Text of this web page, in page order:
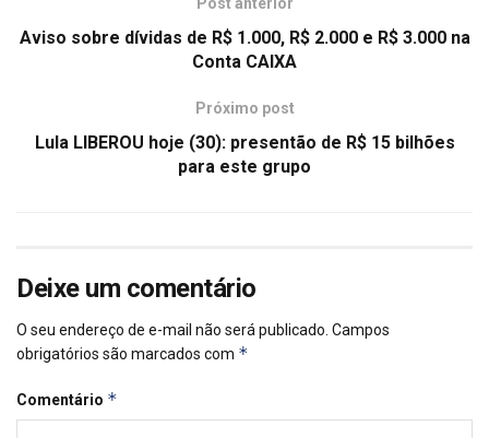
Post anterior
Aviso sobre dívidas de R$ 1.000, R$ 2.000 e R$ 3.000 na
Conta CAIXA
Próximo post
Lula LIBEROU hoje (30): presentão de R$ 15 bilhões
para este grupo
Deixe um comentário
O seu endereço de e-mail não será publicado. Campos
obrigatórios são marcados com *
Comentário *